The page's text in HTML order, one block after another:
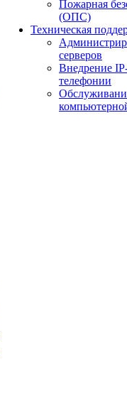
Пожарная
(ОПС)
Техническая
серверов
Внедрение
телефонии